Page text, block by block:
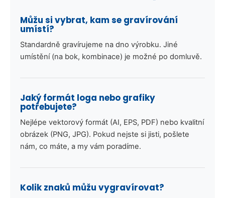
Můžu si vybrat, kam se gravírování
umístí?
Standardně gravírujeme na dno výrobku. Jiné
umístění (na bok, kombinace) je možné po domluvě.
Jaký formát loga nebo grafiky
potřebujete?
Nejlépe vektorový formát (AI, EPS, PDF) nebo kvalitní
obrázek (PNG, JPG). Pokud nejste si jisti, pošlete
nám, co máte, a my vám poradíme.
Kolik znaků můžu vygravírovat?